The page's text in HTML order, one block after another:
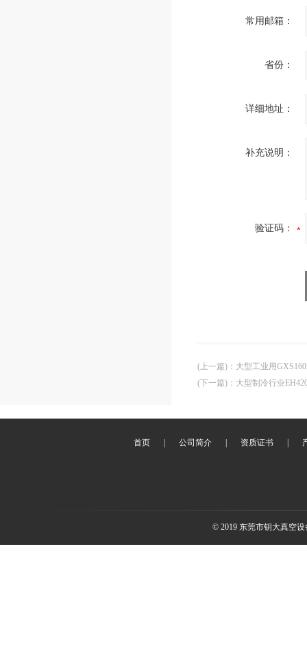
常用邮箱：
省份：
详细地址：
补充说明：
验证码：
(上一篇) ： 大型工业用
(下一篇) ： 大型制冷行业
首页 公司简介 资质证书
© 2019 东莞市钥大真空